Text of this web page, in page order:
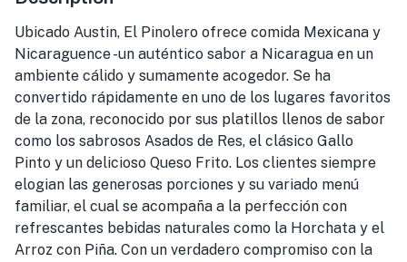
Ubicado Austin, El Pinolero ofrece comida Mexicana y
Nicaraguence -un auténtico sabor a Nicaragua en un
ambiente cálido y sumamente acogedor. Se ha
convertido rápidamente en uno de los lugares favoritos
de la zona, reconocido por sus platillos llenos de sabor
como los sabrosos Asados de Res, el clásico Gallo
Pinto y un delicioso Queso Frito. Los clientes siempre
elogian las generosas porciones y su variado menú
familiar, el cual se acompaña a la perfección con
refrescantes bebidas naturales como la Horchata y el
Arroz con Piña. Con un verdadero compromiso con la